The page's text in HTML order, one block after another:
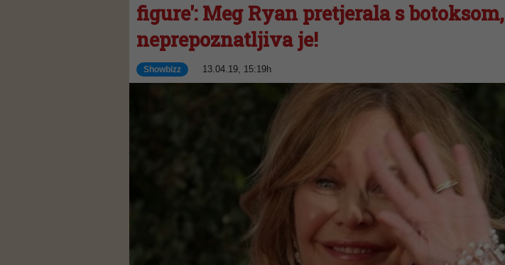
figure': Meg Ryan pretjerala s botoksom,
neprepoznatljiva je!
Showbizz 13.04.19, 15:19h